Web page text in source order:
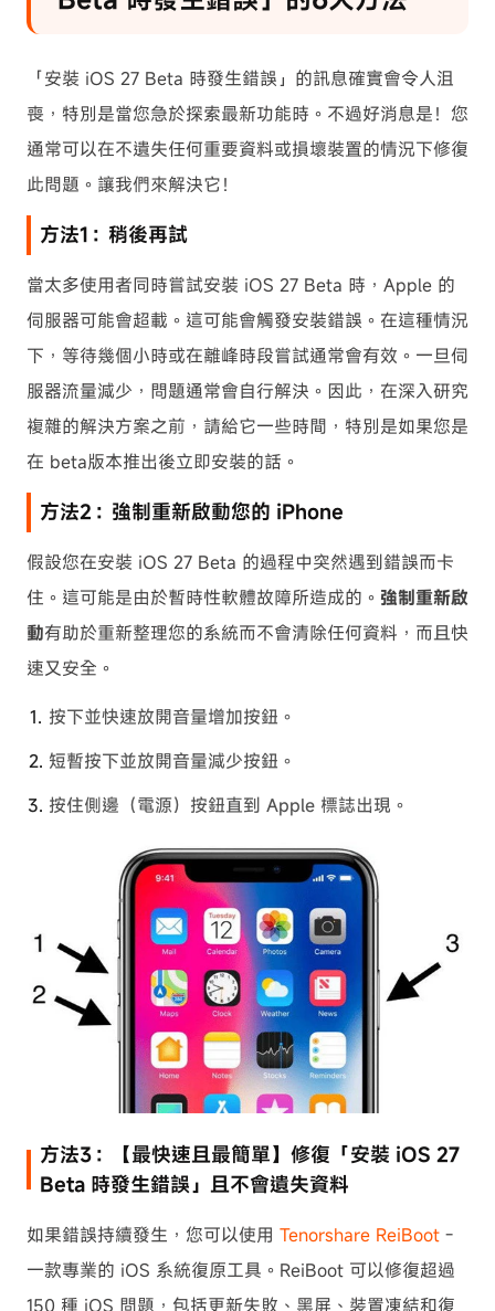
「安裝 iOS 27 Beta 時發生錯誤」的訊息確實會令人沮
喪，特別是當您急於探索最新功能時。不過好消息是！您
通常可以在不遺失任何重要資料或損壞裝置的情況下修復
此問題。讓我們來解決它！
方法1：稍後再試
當太多使用者同時嘗試安裝 iOS 27 Beta 時，Apple 的
伺服器可能會超載。這可能會觸發安裝錯誤。在這種情況
下，等待幾個小時或在離峰時段嘗試通常會有效。一旦伺
服器流量減少，問題通常會自行解決。因此，在深入研究
複雜的解決方案之前，請給它一些時間，特別是如果您是
在 beta版本推出後立即安裝的話。
方法2：強制重新啟動您的 iPhone
假設您在安裝 iOS 27 Beta 的過程中突然遇到錯誤而卡
住。這可能是由於暫時性軟體故障所造成的。 強制重新啟
動有助於重新整理您的系統而不會清除任何資料，而且快
速又安全。
按下並快速放開音量增加按鈕。
短暫按下並放開音量減少按鈕。
按住側邊（電源）按鈕直到 Apple 標誌出現。
方法3：【最快速且最簡單】修復「安裝 iOS 27
Beta 時發生錯誤」且不會遺失資料
如果錯誤持續發生，您可以使用 Tenorshare ReiBoot -
一款專業的 iOS 系統復原工具。ReiBoot 可以修復超過
150 種 iOS 問題，包括更新失敗、黑屏、裝置凍結和復